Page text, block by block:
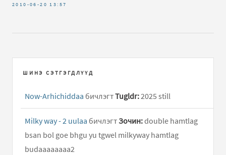
2010-06-20 13:57
ШИНЭ СЭТГЭГДЛҮҮД
Now-Arhichiddaa бичлэгтTugldr:2025 still
Milky way - 2 uulaa бичлэгтЗочин:double hamtlag
bsan bol goe bhgu yu tgwel milkyway hamtlag
budaaaaaaaa2